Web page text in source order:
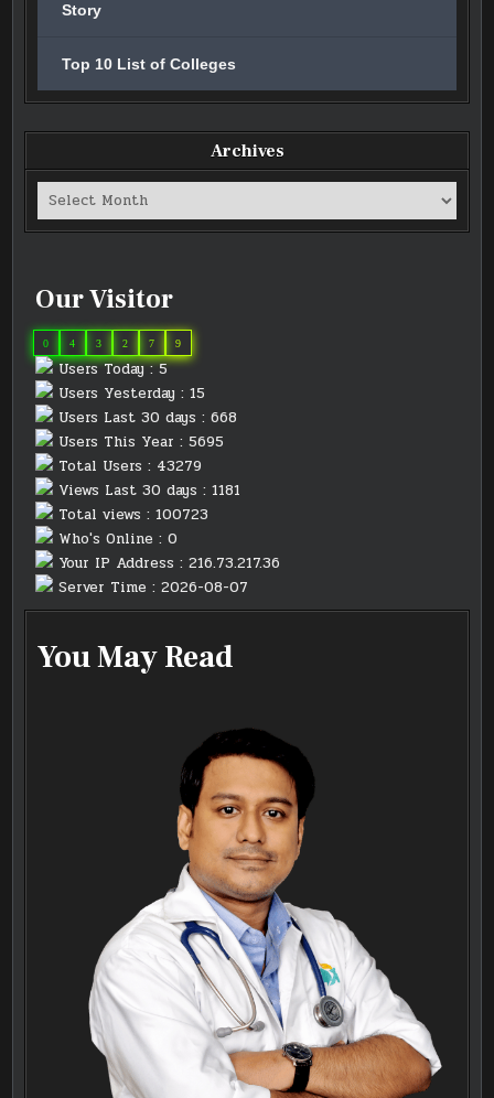
Story
Top 10 List of Colleges
Archives
Archives
Our Visitor
0 4 3 2 7 9
Users Today : 5
Users Yesterday : 15
Users Last 30 days : 668
Users This Year : 5695
Total Users : 43279
Views Last 30 days : 1181
Total views : 100723
Who's Online : 0
Your IP Address : 216.73.217.36
Server Time : 2026-08-07
You May Read